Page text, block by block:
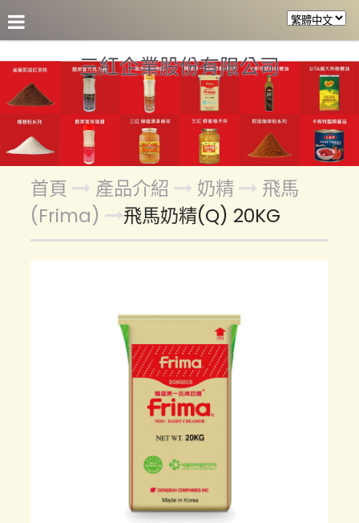
三紅企業股份有限公司
首頁 產品介紹 奶精
飛馬
(Frima)
飛馬奶精(Q) 20KG